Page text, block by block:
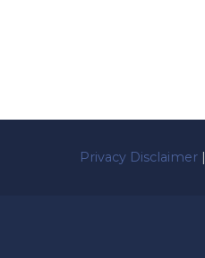
Privacy Disclaimer|